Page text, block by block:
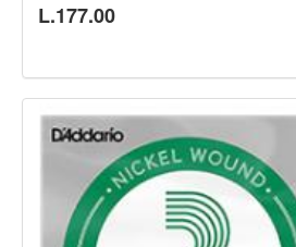
Viento
Armonica
Clarinete
Cornetas y cornos
Flauta y pitos
Melodica
L.177.00